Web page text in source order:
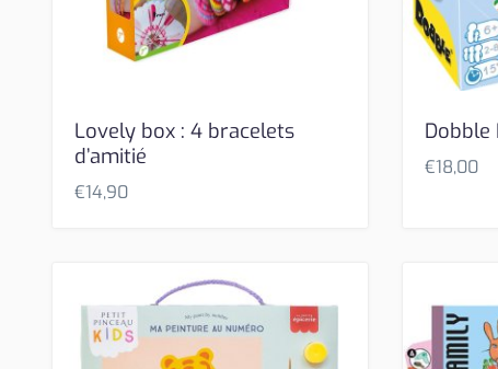
Lovely box : 4 bracelets
d’amitié
€14,90
Dobble
€18,00